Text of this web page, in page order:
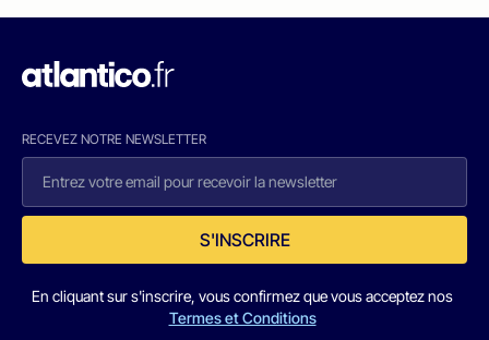
RECEVEZ NOTRE NEWSLETTER
S'INSCRIRE
En cliquant sur s'inscrire, vous confirmez que vous acceptez nos
Termes et Conditions